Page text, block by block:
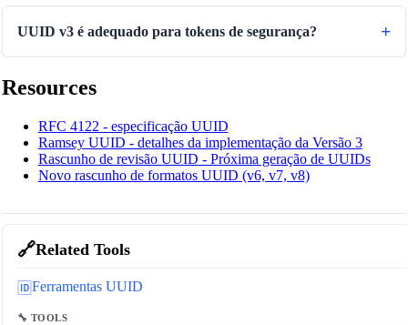
🔗Related Tools
🆔Ferramentas UUID
🔧 TOOLS
UUID v3 é adequado para tokens de segurança?
Resources
RFC 4122 - especificação UUID
Ramsey UUID - detalhes da implementação da Versão 3
Rascunho de revisão UUID - Próxima geração de UUIDs
Novo rascunho de formatos UUID (v6, v7, v8)